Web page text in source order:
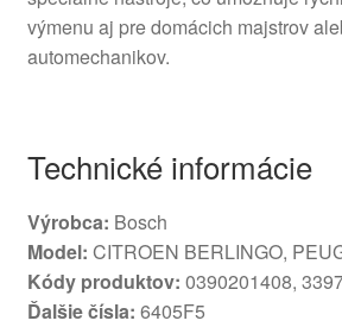
výmenu aj pre domácich majstrov
automechanikov.
Technické informácie
Výrobca: Bosch
Model: CITROEN BERLINGO,
Kódy produktov: 0390201408,
Ďalšie čísla: 6405F5